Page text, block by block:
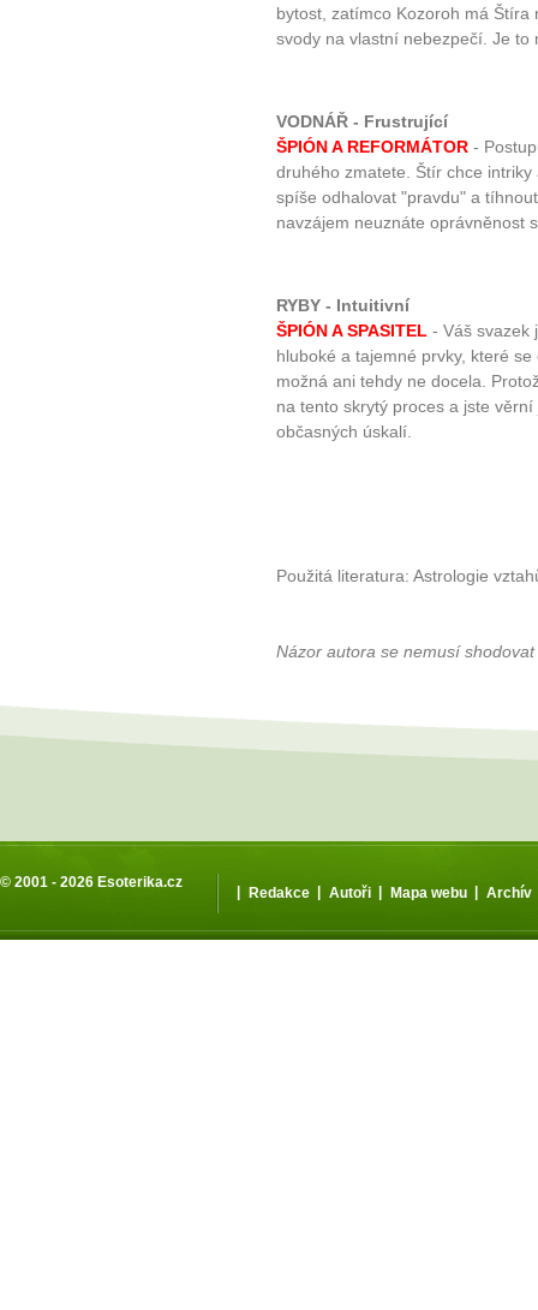
bytost, zatímco Kozoroh má
svody na vlastní nebezpečí. Je to
VODNÁŘ - Frustrující
ŠPIÓN A REFORMÁTOR -
druhého zmatete. Štír chce
spíše odhalovat "pravdu" a
navzájem neuznáte oprávněnost
RYBY - Intuitivní
ŠPIÓN A SPASITEL - Váš svazek
hluboké a tajemné prvky, které
možná ani tehdy ne docela.
na tento skrytý proces a jste
občasných úskalí.
Použitá literatura: Astrologie
Názor autora se nemusí
© 2001 - 2026 Esoterika.cz
| Redakce | Autoři | Mapa webu | Archív